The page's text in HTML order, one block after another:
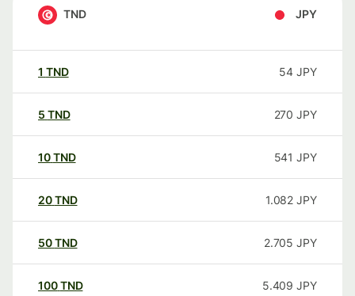
TND JPY
1 TND 54 JPY
5 TND 270 JPY
10TND 541 JPY
20TND 1.082 JPY
50TND 2.705 JPY
100TND 5.409 JPY